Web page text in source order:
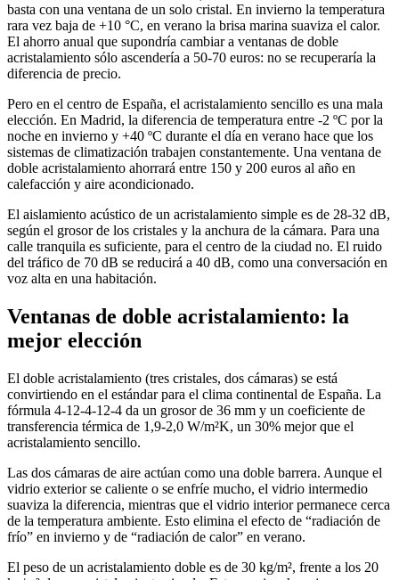
basta con una ventana de un solo cristal. En invierno la temperatura
rara vez baja de +10 °C, en verano la brisa marina suaviza el calor.
El ahorro anual que supondría cambiar a ventanas de doble
acristalamiento sólo ascendería a 50-70 euros: no se recuperaría la
diferencia de precio.
Pero en el centro de España, el acristalamiento sencillo es una mala
elección. En Madrid, la diferencia de temperatura entre -2 ºC por la
noche en invierno y +40 ºC durante el día en verano hace que los
sistemas de climatización trabajen constantemente. Una ventana de
doble acristalamiento ahorrará entre 150 y 200 euros al año en
calefacción y aire acondicionado.
El aislamiento acústico de un acristalamiento simple es de 28-32 dB,
según el grosor de los cristales y la anchura de la cámara. Para una
calle tranquila es suficiente, para el centro de la ciudad no. El ruido
del tráfico de 70 dB se reducirá a 40 dB, como una conversación en
voz alta en una habitación.
Ventanas de doble acristalamiento: la
mejor elección
El doble acristalamiento (tres cristales, dos cámaras) se está
convirtiendo en el estándar para el clima continental de España. La
fórmula 4-12-4-12-4 da un grosor de 36 mm y un coeficiente de
transferencia térmica de 1,9-2,0 W/m²K, un 30% mejor que el
acristalamiento sencillo.
Las dos cámaras de aire actúan como una doble barrera. Aunque el
vidrio exterior se caliente o se enfríe mucho, el vidrio intermedio
suaviza la diferencia, mientras que el vidrio interior permanece cerca
de la temperatura ambiente. Esto elimina el efecto de “radiación de
frío” en invierno y de “radiación de calor” en verano.
El peso de un acristalamiento doble es de 30 kg/m², frente a los 20